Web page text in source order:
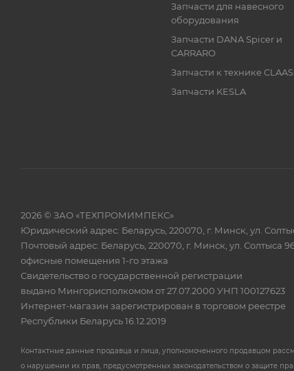
Запчасти для навесного
оборудования
Запчасти DANA Spicer и
CARRARO
Запчасти к технике CLAAS
Запчасти KESLA
2026 © ЗАО «ТЕХПРОМИМПЕКС»
Юридический адрес: Беларусь, 220070, г. Минск, ул.
Почтовый адрес: Беларусь, 220070, г. Минск, ул. Солтыса
офисные помещения 1-го этажа
Свидетельство о государственной регистрации
выдано Мингорисполкомом от 27.07.2000 УНП 100127623
Интернет-магазин зарегистрирован в торговом реестре
Республики Беларусь 16.12.2019
Контактные данные продавца и лица, уполномоченного продавцом
о нарушении их прав, предусмотренных законодательством о защите